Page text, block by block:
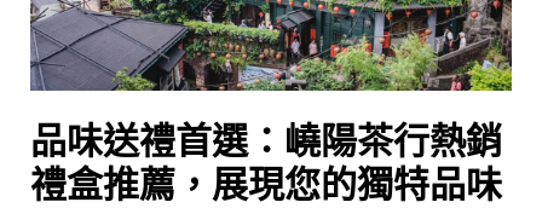
品味送禮首選：嶢陽茶行熱銷
禮盒推薦，展現您的獨特品味
嶢
陽
茶
行
熱
銷